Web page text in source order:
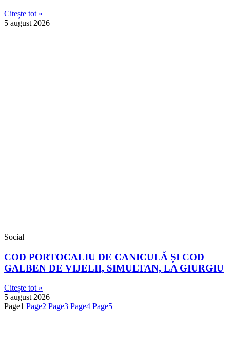
Citește tot »
5 august 2026
Social
COD PORTOCALIU DE CANICULĂ ȘI COD
GALBEN DE VIJELII, SIMULTAN, LA GIURGIU
Citește tot »
5 august 2026
Page1 Page2 Page3 Page4 Page5